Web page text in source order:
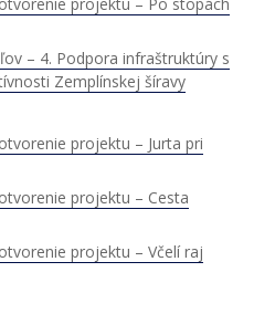
– 4. Podpora infraštruktúry s
Zemplínskej šíravy
projektu – Jurta pri
projektu – Cesta
projektu – Včelí raj